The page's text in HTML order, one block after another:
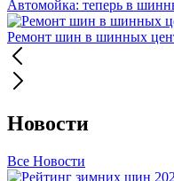
Автомойка: теперь в
Ремонт шин в шинных
Новости
Все Новости